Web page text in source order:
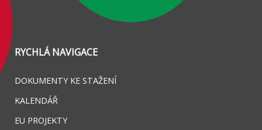
RYCHLÁ NAVIGACE
DOKUMENTY KE STAŽENÍ
KALENDÁŘ
EU PROJEKTY